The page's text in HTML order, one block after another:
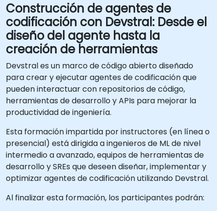
Construcción de agentes de
codificación con Devstral: Desde el
diseño del agente hasta la
creación de herramientas
Devstral es un marco de código abierto diseñado
para crear y ejecutar agentes de codificación que
pueden interactuar con repositorios de código,
herramientas de desarrollo y APIs para mejorar la
productividad de ingeniería.
Esta formación impartida por instructores (en línea o
presencial) está dirigida a ingenieros de ML de nivel
intermedio a avanzado, equipos de herramientas de
desarrollo y SREs que deseen diseñar, implementar y
optimizar agentes de codificación utilizando Devstral.
Al finalizar esta formación, los participantes podrán: